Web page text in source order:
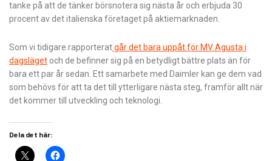
tanke på att de tänker börsnotera sig nästa år och erbjuda 30
procent av det italienska företaget på aktiemarknaden.
Som vi tidigare rapporteratgår det bara uppåt för MV Agusta i
dagsläget och de befinner sig på en betydligt bättre plats än för
bara ett par år sedan. Ett samarbete med Daimler kan ge dem vad
som behövs för att ta det till ytterligare nästa steg, framför allt när
det kommer till utveckling och teknologi.
Dela det här: